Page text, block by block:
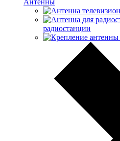
радиостанции